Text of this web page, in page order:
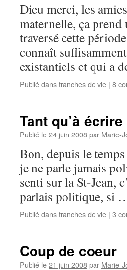
Dieu merci, les
maternelle, ça
traversé cette
connaît
existantiels et qui a
Publié danstranches de vie | 8
Tant qu’à
Publié le24 juin 2008par Marie-
Bon, depuis le
je ne parle jamais
senti sur la St-Jean,
parlais politique, si
Publié danstranches de vie | 3
Coup de coeur
Publié le21 juin 2008par Marie-